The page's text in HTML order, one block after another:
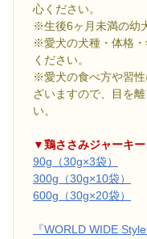
心ください。
※生後6ヶ月未満の幼
※愛犬の犬種・体格・
ください。
※愛犬の食べ方や習
ざいますので、目を
い。
▼鶏ささみジャーキ
90g（30g×3袋）
300g（30g×10袋）
600g（30g×20袋）
『WORLD WIDE